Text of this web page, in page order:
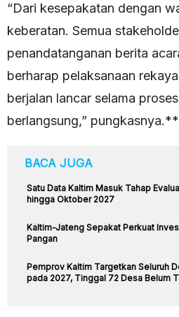
“Dari kesepakatan dengan
keberatan. Semua
penandatanganan berita
berharap pelaksanaan
berjalan lancar selama
berlangsung,”
BACA JUGA
Satu Data Kaltim Masuk Tahap
hingga Oktober 2027
Kaltim-Jateng Sepakat Perkuat
Pangan
Pemprov Kaltim Targetkan Seluruh
pada 2027, Tinggal 72 Desa Belum